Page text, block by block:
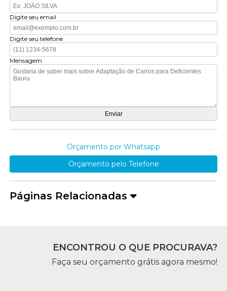
Digite seu email
Digite seu telefone
Mensagem
Orçamento por Whatsapp
Orçamento pelo Telefone
Páginas Relacionadas
ENCONTROU O QUE PROCURAVA?
Faça seu orçamento grátis agora mesmo!